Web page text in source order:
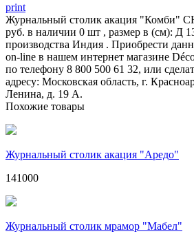
print
Журнальный столик акация "Комби"
руб. в наличии 0 шт , размер в (см): Д
производства Индия . Приобрести
on-line в нашем интернет магазине
по телефону 8 800 500 61 32, или
адресу: Московская область, г.
Ленина, д. 19 А.
Похожие товары
Журнальный столик акация "Аредо"
141000
Журнальный столик мрамор "Мабел"